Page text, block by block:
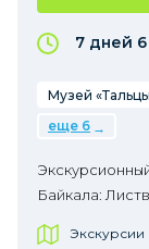
7 дней
Музей
еще 6
Байкала:
Экскурсии